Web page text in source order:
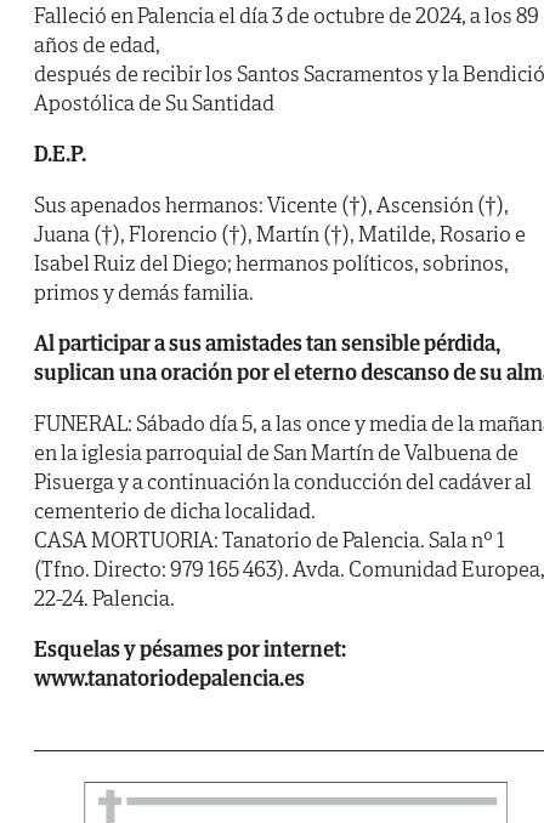
Falleció en Palencia el día 3 de octubre de 2024, a los 89
años de edad,
después de recibir los Santos Sacramentos y la
Apostólica de Su Santidad
D.E.P.
Sus apenados hermanos: Vicente (†), Ascensión (†),
Juana (†), Florencio (†), Martín (†), Matilde, Rosario e
Isabel Ruiz del Diego; hermanos políticos, sobrinos,
primos y demás familia.
Al participar a sus amistades tan sensible pérdida,
suplican una oración por el eterno descanso de su
FUNERAL: Sábado día 5, a las once y media de la
en la iglesia parroquial de San Martín de Valbuena de
Pisuerga y a continuación la conducción del cadáver al
cementerio de dicha localidad.
CASA MORTUORIA: Tanatorio de Palencia. Sala nº 1
(Tfno. Directo: 979 165 463). Avda. Comunidad Europea,
22-24. Palencia.
Esquelas y pésames por internet:
www.tanatoriodepalencia.es